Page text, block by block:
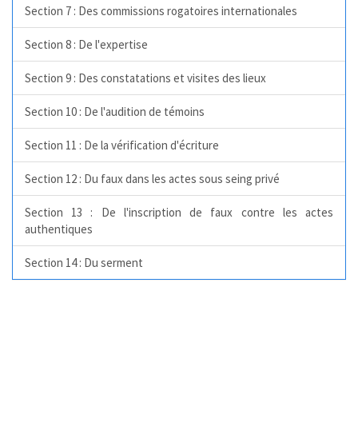
Section 7 : Des commissions rogatoires internationales
Section 8 : De l'expertise
Section 9 : Des constatations et visites des lieux
Section 10 : De l'audition de témoins
Section 11 : De la vérification d'écriture
Section 12 : Du faux dans les actes sous seing privé
Section 13 : De l'inscription de faux contre les actes
authentiques
Section 14 : Du serment